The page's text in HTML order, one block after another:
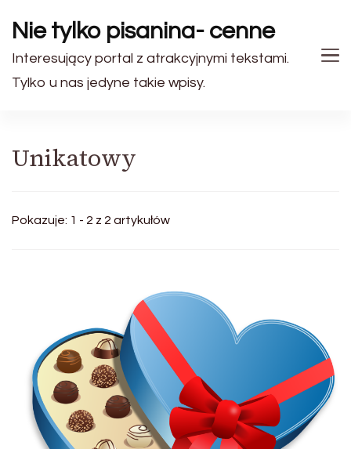
Nie tylko pisanina- cenne
Interesujący portal z atrakcyjnymi tekstami.
Tylko u nas jedyne takie wpisy.
Unikatowy
Pokazuje: 1 - 2 z 2 artykułów